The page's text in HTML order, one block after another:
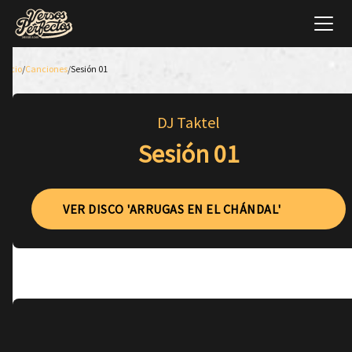
Inicio/Canciones/Sesión 01
DJ Taktel
Sesión 01
VER DISCO 'ARRUGAS EN EL CHÁNDAL'